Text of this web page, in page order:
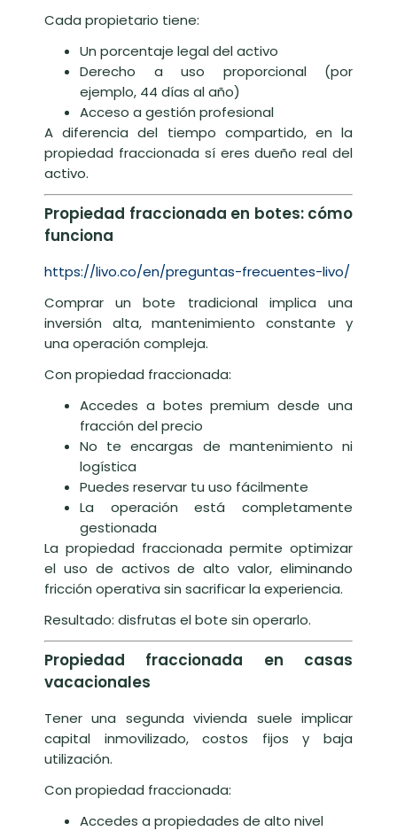
Cada propietario tiene:
Un porcentaje legal del activo
Derecho a uso proporcional (por
ejemplo, 44 días al año)
Acceso a gestión profesional
A diferencia del tiempo compartido, en la
propiedad fraccionada sí eres dueño real del
activo.
Propiedad fraccionada en botes: cómo
funciona
https://livo.co/en/preguntas-frecuentes-livo/
Comprar un bote tradicional implica una
inversión alta, mantenimiento constante y
una operación compleja.
Con propiedad fraccionada:
Accedes a botes premium desde una
fracción del precio
No te encargas de mantenimiento ni
logística
Puedes reservar tu uso fácilmente
La operación está completamente
gestionada
La propiedad fraccionada permite optimizar
el uso de activos de alto valor, eliminando
fricción operativa sin sacrificar la experiencia.
Resultado: disfrutas el bote sin operarlo.
Propiedad fraccionada en casas
vacacionales
Tener una segunda vivienda suele implicar
capital inmovilizado, costos fijos y baja
utilización.
Con propiedad fraccionada:
Accedes a propiedades de alto nivel